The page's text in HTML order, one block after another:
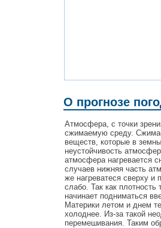
О прогнозе
Атмосфера, с точки
сжимаемую среду.
веществ, которые в
неустойчивость
атмосфера нагревается
случаев нижняя часть
же нагреватеся сверху и
слабо. Так как
начинает подниматься
Материки летом и днем
холоднее. Из-за такой
перемешивания. Таким